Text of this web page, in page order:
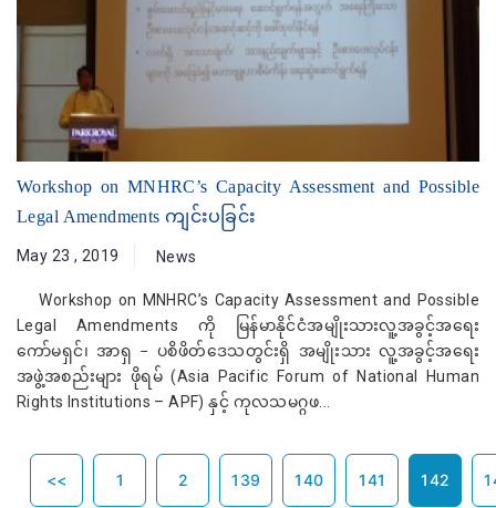
Workshop on MNHRC’s Capacity Assessment and Possible
Legal Amendments ကျင်းပခြင်း
May 23 , 2019 News
Workshop on MNHRC’s Capacity Assessment and Possible
Legal Amendments ကို မြန်မာနိုင်ငံအမျိုးသားလူ့အခွင့်အရေး
ကော်မရှင်၊ အာရှ − ပစိဖိတ်ဒေသတွင်းရှိ အမျိုးသား လူ့အခွင့်အရေး
အဖွဲ့အစည်းများ ဖိုရမ် (Asia Pacific Forum of National Human
Rights Institutions – APF) နှင့် ကုလသမဂ္ဂဖ...
<< 1 2 139 140 141 142